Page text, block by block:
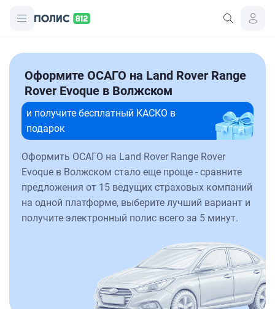
Оформите ОСАГО на Land Rover Range
Rover Evoque в Волжском
и получите бесплатный КАСКО в
подарок
Оформить ОСАГО на Land Rover Range Rover
Evoque в Волжском стало еще проще - сравните
предложения от 15 ведущих страховых компаний
на одной платформе, выберите лучший вариант и
получите электронный полис всего за 5 минут.